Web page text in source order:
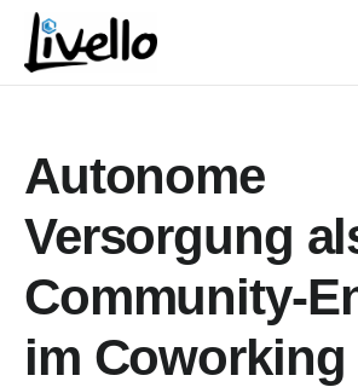
content
Einsatzgebiete
Über uns
Autonome
Versorgung
Community-
im Coworking